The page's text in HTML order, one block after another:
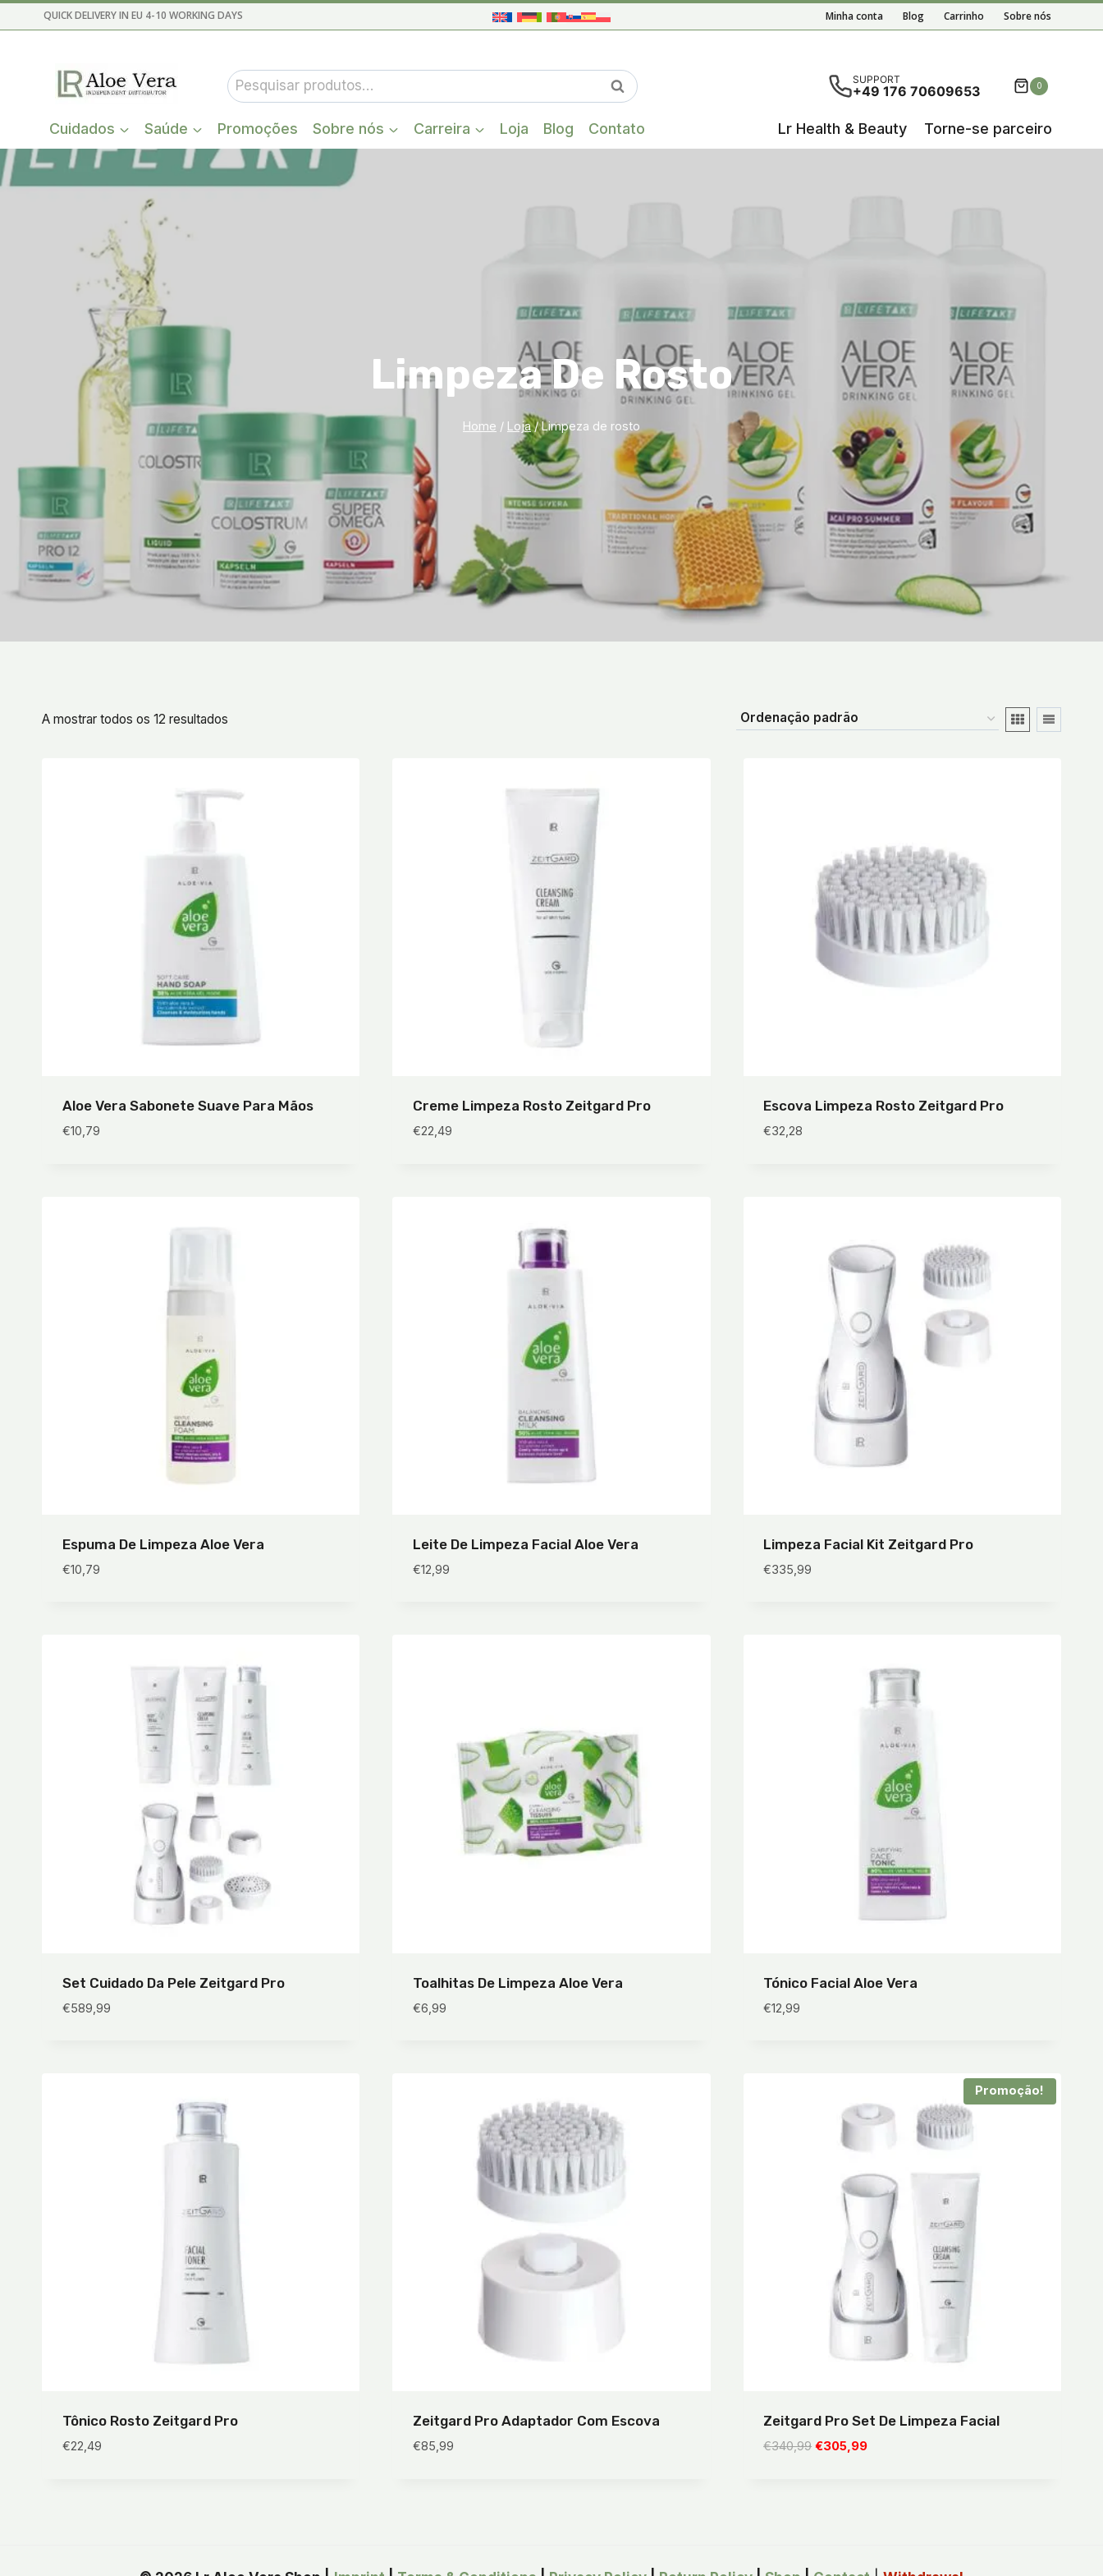
to
QUICK DELIVERY IN EU 4-10 WORKING DAYS Minha conta Blog Carrinho Sobre nós
Pesquisar
por:
PesquisaQuando estiverem disponíveis resultados de preenchimento
SUPPORT
+49 176 70609653 0
Cuidados Saúde Promoções Sobre nós Carreira Loja Blog Contato Lr Health & Beauty Torne-se parceiro
Limpeza De Rosto
Home / Loja / Limpeza de rosto
A mostrar todos os 12 resultados
Aloe Vera Sabonete Suave Para Mãos
€10,79
Creme Limpeza Rosto Zeitgard Pro
€22,49
Escova Limpeza Rosto Zeitgard Pro
€32,28
Espuma De Limpeza Aloe Vera
€10,79
Leite De Limpeza Facial Aloe Vera
€12,99
Limpeza Facial Kit Zeitgard Pro
€335,99
Set Cuidado Da Pele Zeitgard Pro
€589,99
Toalhitas De Limpeza Aloe Vera
€6,99
Tónico Facial Aloe Vera
€12,99
Tônico Rosto Zeitgard Pro
€22,49
Zeitgard Pro Adaptador Com Escova
€85,99
Promoção!
Zeitgard Pro Set De Limpeza Facial
€340,99 O
€305,99O